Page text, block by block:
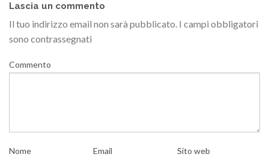
Lascia un commento
Il tuo indirizzo email non sarà pubblicato. I campi obbligatori
sono contrassegnati
Commento
Nome Email Sito web